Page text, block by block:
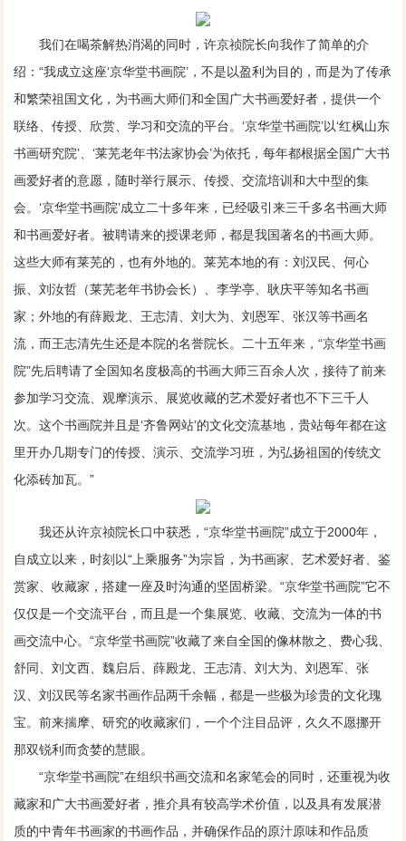
我们在喝茶解热消渴的同时，许京祯院长向我作了简单的介
绍：“我成立这座‘京华堂书画院’，不是以盈利为目的，而是为了传承
和繁荣祖国文化，为书画大师们和全国广大书画爱好者，提供一个
联络、传授、欣赏、学习和交流的平台。‘京华堂书画院’以‘红枫山东
书画研究院’、‘莱芜老年书法家协会’为依托，每年都根据全国广大书
画爱好者的意愿，随时举行展示、传授、交流培训和大中型的集
会。‘京华堂书画院’成立二十多年来，已经吸引来三千多名书画大师
和书画爱好者。被聘请来的授课老师，都是我国著名的书画大师。
这些大师有莱芜的，也有外地的。莱芜本地的有：刘汉民、何心
振、刘汝哲（莱芜老年书协会长）、李学亭、耿庆平等知名书画
家；外地的有薛殿龙、王志清、刘大为、刘恩军、张汉等书画名
流，而王志清先生还是本院的名誉院长。二十五年来，“京华堂书画
院”先后聘请了全国知名度极高的书画大师三百余人次，接待了前来
参加学习交流、观摩演示、展览收藏的艺术爱好者也不下三千人
次。这个书画院并且是‘齐鲁网站’的文化交流基地，贵站每年都在这
里开办几期专门的传授、演示、交流学习班，为弘扬祖国的传统文
化添砖加瓦。”
我还从许京祯院长口中获悉，“京华堂书画院”成立于2000年，
自成立以来，时刻以“上乘服务”为宗旨，为书画家、艺术爱好者、鉴
赏家、收藏家，搭建一座及时沟通的坚固桥梁。“京华堂书画院”它不
仅仅是一个交流平台，而且是一个集展览、收藏、交流为一体的书
画交流中心。“京华堂书画院”收藏了来自全国的像林散之、费心我、
舒同、刘文西、魏启后、薛殿龙、王志清、刘大为、刘恩军、张
汉、刘汉民等名家书画作品两千余幅，都是一些极为珍贵的文化瑰
宝。前来揣摩、研究的收藏家们，一个个注目品评，久久不愿挪开
那双锐利而贪婪的慧眼。
“京华堂书画院”在组织书画交流和名家笔会的同时，还重视为收
藏家和广大书画爱好者，推介具有较高学术价值，以及具有发展潜
质的中青年书画家的书画作品，并确保作品的原汁原味和作品质